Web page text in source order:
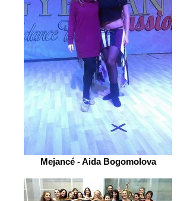
Mejancé - Aida Bogomolova